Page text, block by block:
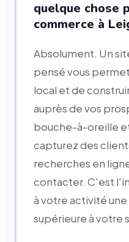
quelque chose
commerce à
Absolument. Un
pensé vous
local et de
auprès de vos
bouche-à-oreille
capturez des
recherches en
contacter. C'est
à votre activité
supérieure à votre